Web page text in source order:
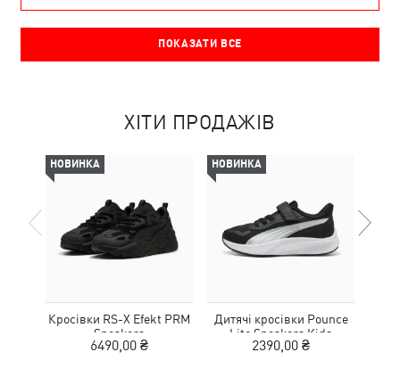
ПОКАЗАТИ ВСЕ
ХІТИ ПРОДАЖІВ
НОВИНКА
Кросівки RS-X Efekt PRM
Sneakers
6490,00 ₴
НОВИНКА
Дитячі кросівки Pounce
Lite Sneakers Kids
2390,00 ₴